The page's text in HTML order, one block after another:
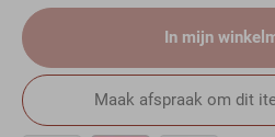
In mijn
Maak afspraak om dit